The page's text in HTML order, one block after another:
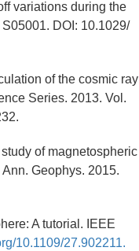
variations during the
DOI: 10.1029/
of the cosmic ray
Series. 2013. Vol.
of magnetospheric
Geophys. 2015.
A tutorial. IEEE
10.1109/27.902211.